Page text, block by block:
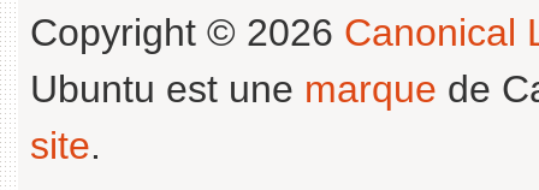
Copyright © 2026 Canonical
Ubuntu est une marque de
site.